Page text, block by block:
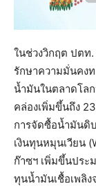
ในช่วงวิกฤต ปตท.
รักษาความมั่นคง
น้ำมันในตลาดโล
คล่องเพิ่มขึ้นถึง
การจัดซื้อน้ำมันดิ
เงินทุนหมุนเวียน
ก๊าซฯ เพิ่มขึ้นประ
ทุนน้ำมันเชื้อเพลิ